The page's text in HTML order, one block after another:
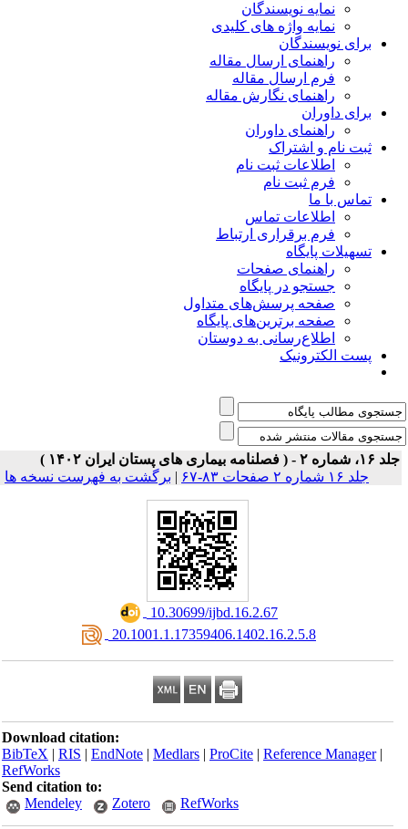
نمایه نویسندگان
نمایه واژه های کلیدی
برای نویسندگان
راهنمای ارسال مقاله
فرم ارسال مقاله
راهنمای نگارش مقاله
برای داوران
راهنمای داوران
ثبت نام و اشتراک
اطلاعات ثبت نام
فرم ثبت نام
تماس با ما
اطلاعات تماس
فرم برقراری ارتباط
تسهیلات پایگاه
راهنمای صفحات
جستجو در پایگاه
صفحه پرسش‌های متداول
صفحه برترین‌های پایگاه
اطلاع‌رسانی به دوستان
پست الکترونیک
۲ - ( فصلنامه بیماری های پستان ایران ۱۴۰۲ )
جلد ۱۶ شماره ۲ صفحات ۸۳-۶۷
| برگشت به فهرست نسخه ها
‎ 10.30699/ijbd.16.2.67
‎ 20.1001.1.17359406.1402.16.2.5.8
Download citation:
BibTeX|RIS|EndNote|Medlars|ProCite|Reference Manager
RefWorks
Send citation to:
Mendeley
Zotero RefWorks